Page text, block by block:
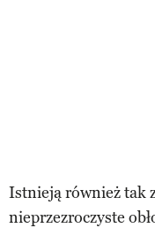
Istnieją również tak
nieprzezroczyste